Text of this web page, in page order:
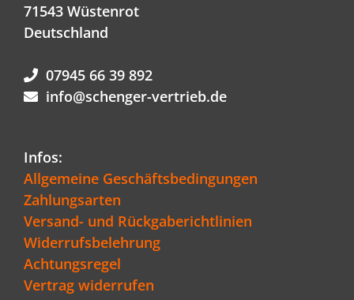
71543 Wüstenrot
Deutschland
07945 66 39 892
info@schenger-vertrieb.de
Infos:
Allgemeine Geschäftsbedingungen
Zahlungsarten
Versand- und Rückgaberichtlinien
Widerrufsbelehrung
Achtungsregel
Vertrag widerrufen